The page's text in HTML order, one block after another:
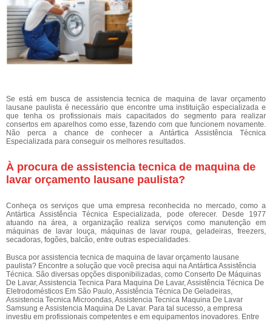
Se está em busca de assistencia tecnica de maquina de lavar orçamento
lausane paulista é necessário que encontre uma instituição especializada e
que tenha os profissionais mais capacitados do segmento para realizar
consertos em aparelhos como esse, fazendo com que funcionem novamente.
Não perca a chance de conhecer a Antártica Assistência Técnica
Especializada para conseguir os melhores resultados.
À procura de assistencia tecnica de maquina de
lavar orçamento lausane paulista?
Conheça os serviços que uma empresa reconhecida no mercado, como a
Antártica Assistência Técnica Especializada, pode oferecer. Desde 1977
atuando na área, a organização realiza serviços como manutenção em
máquinas de lavar louça, máquinas de lavar roupa, geladeiras, freezers,
secadoras, fogões, balcão, entre outras especialidades.
Busca por assistencia tecnica de maquina de lavar orçamento lausane
paulista? Encontre a solução que você precisa aqui na Antártica Assistência
Técnica. São diversas opções disponibilizadas, como Conserto De Máquinas
De Lavar, Assistencia Tecnica Para Maquina De Lavar, Assistência Técnica De
Eletrodomésticos Em São Paulo, Assistência Técnica De Geladeiras,
Assistencia Tecnica Microondas, Assistencia Tecnica Maquina De Lavar
Samsung e Assistencia Maquina De Lavar. Para tal sucesso, a empresa
investiu em profissionais competentes e em equipamentos inovadores. Entre